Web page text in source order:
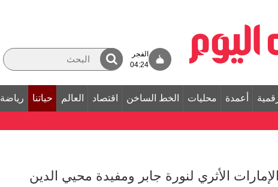
الفجر
04:24
أعمدة محليات الخط الساخن اقتصاد العالم حياتنا رياضة
الأثري لنورة جابر ومفيدة محيي الدين